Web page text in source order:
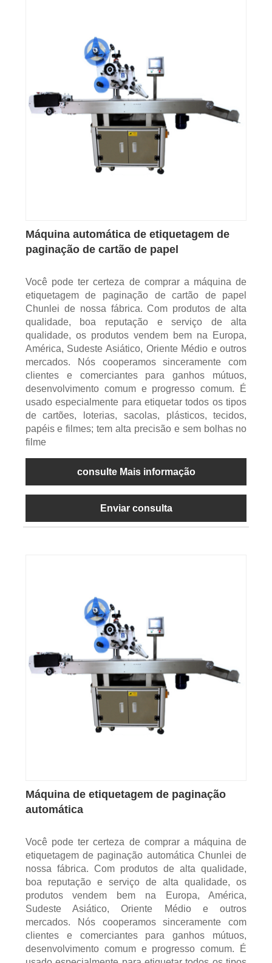
Máquina automática de etiquetagem de
paginação de cartão de papel
Você pode ter certeza de comprar a máquina de
etiquetagem de paginação de cartão de papel
Chunlei de nossa fábrica. Com produtos de alta
qualidade, boa reputação e serviço de alta
qualidade, os produtos vendem bem na Europa,
América, Sudeste Asiático, Oriente Médio e outros
mercados. Nós cooperamos sinceramente com
clientes e comerciantes para ganhos mútuos,
desenvolvimento comum e progresso comum. É
usado especialmente para etiquetar todos os tipos
de cartões, loterias, sacolas, plásticos, tecidos,
papéis e filmes; tem alta precisão e sem bolhas no
filme
consulte Mais informação
Enviar consulta
Máquina de etiquetagem de paginação
automática
Você pode ter certeza de comprar a máquina de
etiquetagem de paginação automática Chunlei de
nossa fábrica. Com produtos de alta qualidade,
boa reputação e serviço de alta qualidade, os
produtos vendem bem na Europa, América,
Sudeste Asiático, Oriente Médio e outros
mercados. Nós cooperamos sinceramente com
clientes e comerciantes para ganhos mútuos,
desenvolvimento comum e progresso comum. É